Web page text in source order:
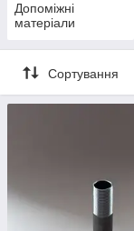
Допоміжні
матеріали
Сортування